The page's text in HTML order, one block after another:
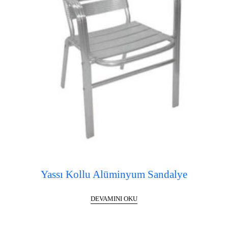
Yassı Kollu Alüminyum Sandalye
DEVAMINI OKU